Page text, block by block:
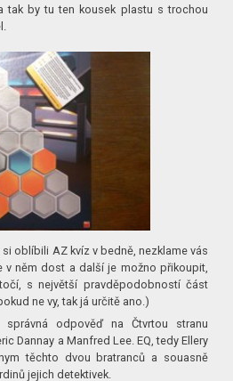
tak by tu ten kousek plastu s trochou
oblíbili AZ kvíz v bedně, nezklame vás
v něm dost a další je možno přikoupit,
s největší pravděpodobností část
ne vy, tak já určitě ano.)
odpověď na Čtvrtou stranu
Dannay a Manfred Lee. EQ, tedy Ellery
těchto dvou bratranců a souasně
jejich detektivek.